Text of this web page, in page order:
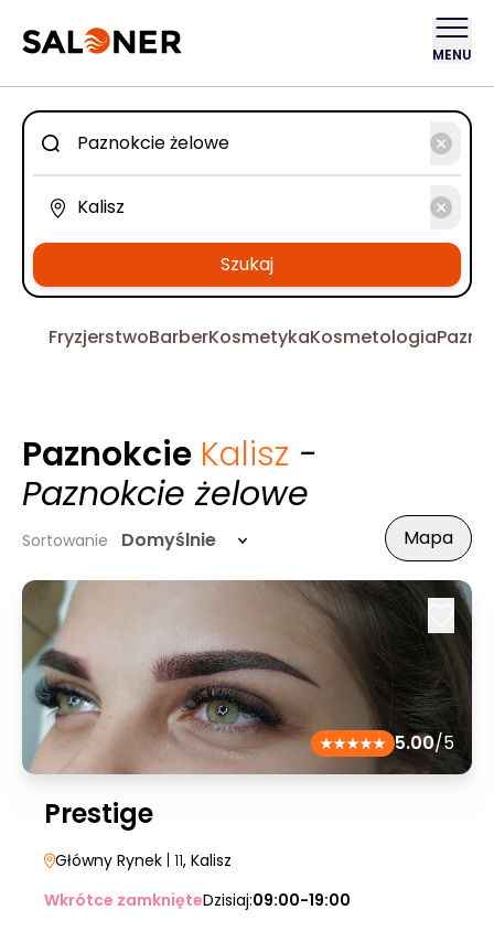
MENU
Szukaj
FryzjerstwoBarberKosmetykaKosmetologia
Paznokcie Kalisz -
Paznokcie żelowe
Sortowanie Domyślnie Mapa
5.00/5
Prestige
Główny Rynek | 11, Kalisz
Wkrótce zamknięteDzisiaj:09:00-19:00